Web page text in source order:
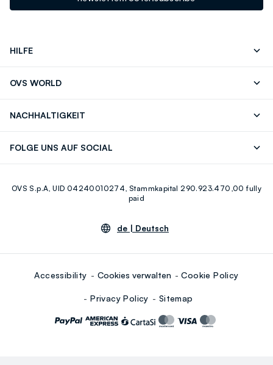
HILFE
Bestellung/Rücksendung
OVS WORLD
NACHHALTIGKEIT
FOLGE UNS AUF SOCIAL
Youtube Linkedin
OVS S.p.A, UID 04240010274, Stammkapital 290.923.470,00 fully
paid
de | Deutsch
Accessibility Cookies verwalten Cookie Policy
Privacy Policy Sitemap